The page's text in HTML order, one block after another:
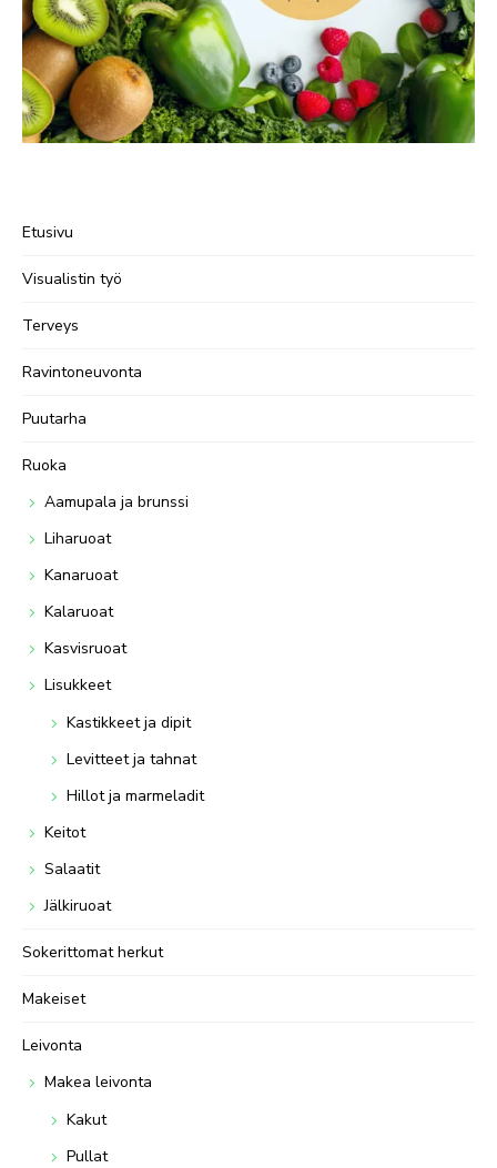
Etusivu
Visualistin työ
Terveys
Ravintoneuvonta
Puutarha
Ruoka
Aamupala ja brunssi
Liharuoat
Kanaruoat
Kalaruoat
Kasvisruoat
Lisukkeet
Kastikkeet ja dipit
Levitteet ja tahnat
Hillot ja marmeladit
Keitot
Salaatit
Jälkiruoat
Sokerittomat herkut
Makeiset
Leivonta
Makea leivonta
Kakut
Pullat